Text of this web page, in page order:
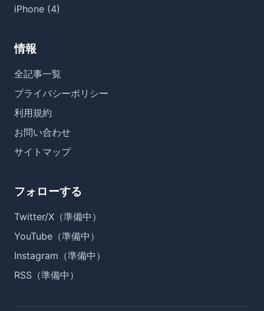
iPhone (4)
情報
全記事一覧
プライバシーポリシー
利用規約
お問い合わせ
サイトマップ
フォローする
Twitter/X（準備中）
YouTube（準備中）
Instagram（準備中）
RSS（準備中）